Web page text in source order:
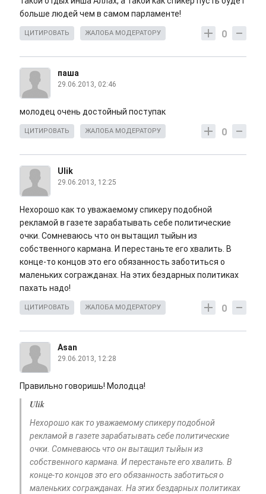
больше людей чем в самом парламенте!
0
ЦИТИРОВАТЬ ЖАЛОБА МОДЕРАТОРУ
паша
29.06.2013, 02:46
молодец очень достойный поступак
0
ЦИТИРОВАТЬ ЖАЛОБА МОДЕРАТОРУ
Ulik
29.06.2013, 12:25
Нехорошо как то уважаемому спикеру подобной
рекламой в газете зарабатывать себе политические
очки. Сомневаюсь что он вытащил тыйын из
собственного кармана. И перестаньте его хвалить. В
конце-то концов это его обязанность заботиться о
маленьких согражданах. На этих бездарных политиках
пахать надо!
0
ЦИТИРОВАТЬ ЖАЛОБА МОДЕРАТОРУ
Asan
29.06.2013, 12:28
Правильно говоришь! Молодца!
Ulik
Нехорошо как то уважаемому спикеру подобной
рекламой в газете зарабатывать себе политические
очки. Сомневаюсь что он вытащил тыйын из
собственного кармана. И перестаньте его хвалить. В
конце-то концов это его обязанность заботиться о
маленьких согражданах. На этих бездарных политиках